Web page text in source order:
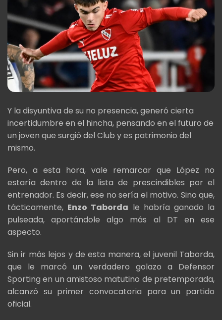
Y la disyuntiva de su no presencia, generó cierta
incertidumbre en el hincha, pensando en el futuro de
un joven que surgió del Club y es patrimonio del
mismo.
Pero, a esta hora, vale remarcar que López no
estaría dentro de la lista de prescindibles por el
entrenador. Es decir, ese no sería el motivo. Sino que,
tácticamente, Enzo Taborda le habría ganado la
pulseada, aportándole algo más al DT en ese
aspecto.
Sin ir más lejos y de esta manera, el juvenil Taborda,
que le marcó un verdadero golazo a Defensor
Sporting en un amistoso matutino de pretemporada,
alcanzó su primer convocatoria para un partido
oficial.